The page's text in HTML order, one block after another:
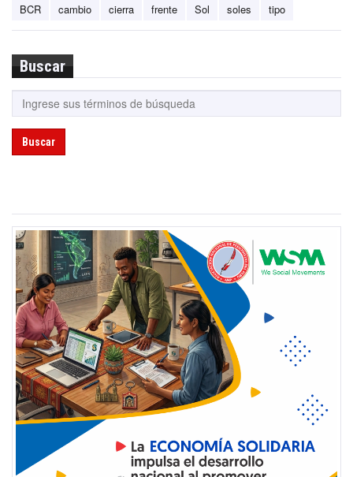
BCR cambio cierra frente Sol soles tipo
Buscar
Buscar